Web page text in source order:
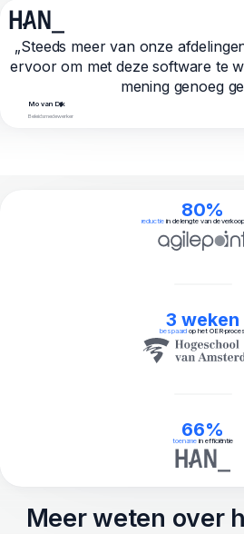
„Steeds meer van onze
ervoor om met deze software te
mening genoeg
Mo van Dijk
Beleidsmedewerker
80%
reductiein de lengte van de
3 weken
bespaardop het OER-proces
66%
toenamein efficiëntie
Meer weten over